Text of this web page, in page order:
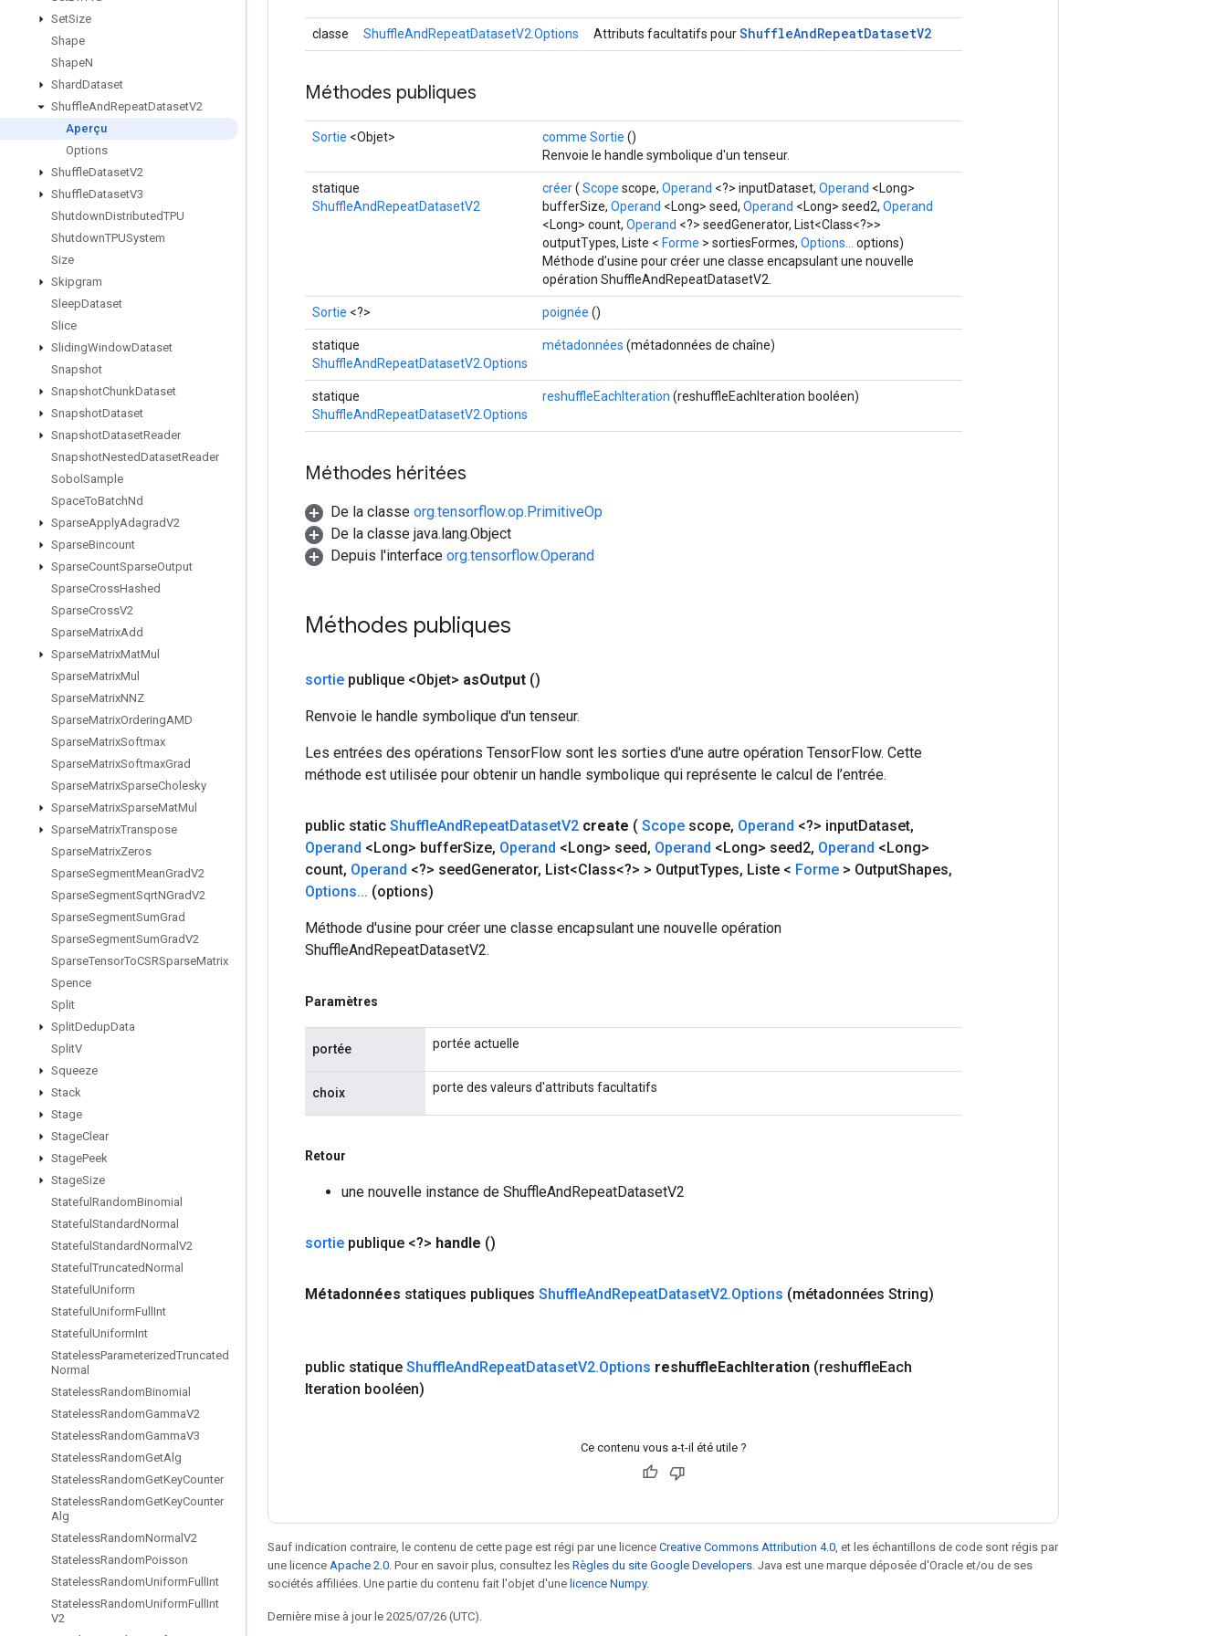
SetSize
Shape
ShapeN
ShardDataset
ShuffleAndRepeatDatasetV2
Aperçu
Options
ShuffleDatasetV2
ShuffleDatasetV3
ShutdownDistributedTPU
ShutdownTPUSystem
Size
Skipgram
SleepDataset
Slice
SlidingWindowDataset
Snapshot
SnapshotChunkDataset
SnapshotDataset
SnapshotDatasetReader
SnapshotNestedDatasetReader
Sobol Sample
SpaceToBatchNd
SparseApplyAdagradV2
SparseBincount
SparseCountSparseOutput
SparseCrossHashed
SparseCrossV2
SparseMatrixAdd
SparseMatrixMatMul
SparseMatrixMul
SparseMatrixNNZ
SparseMatrixOrderingAMD
SparseMatrixSoftmax
SparseMatrixSoftmaxGrad
SparseMatrixSparseCholesky
SparseMatrixSparseMatMul
SparseMatrixTranspose
SparseMatrixZeros
SparseSegmentMeanGradV2
SparseSegmentSqrtNGradV2
SparseSegmentSumGrad
SparseSegmentSumGradV2
SparseTensorToCSRSparseMatrix
Spence
Split
SplitDedupData
SplitV
Squeeze
Stack
Stage
StageClear
StagePeek
StageSize
Stateful RandomBinomial
Stateful StandardNormal
Stateful StandardNormal V2
Stateful TruncatedNormal
Stateful Uniform
Stateful UniformFull Int
Stateful UniformInt
StatelessParameterizedTruncated
Normal
StatelessRandomBinomial
StatelessRandomGammaV2
StatelessRandomGammaV3
StatelessRandomGetAlg
StatelessRandomGetKeyCounter
StatelessRandomGetKeyCounter
Alg
StatelessRandomNormal V2
StatelessRandomPoisson
StatelessRandomUniformFull Int
StatelessRandomUniformFull Int
V2
classe ShuffleAndRepeatDatasetV2.Options Attributs facultatifs pourShuffleAndRepeatDatasetV2
Méthodes publiques
Sortie <Objet> comme Sortie ()
Renvoie le handle symbolique d'un tenseur.
statique
ShuffleAndRepeatDatasetV2
créer( Scope scope, Operand <?> inputDataset, Operand <Long>
bufferSize, Operand <Long> seed, Operand <Long> seed2, Operand
<Long> count, Operand <?> seedGenerator, List<Class<?>>
outputTypes, Liste < Forme > sortiesFormes, Options...
options)
Méthode d'usine pour créer une classe encapsulant une nouvelle
opération ShuffleAndRepeatDatasetV2.
Sortie <?> poignée ()
statique
ShuffleAndRepeatDatasetV2.Options
métadonnées (métadonnées de chaîne)
statique
ShuffleAndRepeatDatasetV2.Options
reshuffleEachIteration (reshuffleEachIteration booléen)
Méthodes héritées
De la classe org.tensorflow.op.PrimitiveOp
De la classe java.lang.Object
Depuis l'interface org.tensorflow.Operand
Méthodes publiques
sortie publique <Objet> asOutput ()
Renvoie le handle symbolique d'un tenseur.
Les entrées des opérations TensorFlow sont les sorties d'une autre opération TensorFlow. Cette
méthode est utilisée pour obtenir un handle symbolique qui représente le calcul de l’entrée.
public static ShuffleAndRepeatDatasetV2 create ( Scope scope, Operand <?> inputDataset,
Operand <Long> bufferSize, Operand <Long> seed, Operand <Long> seed2, Operand <Long>
count, Operand <?> seedGenerator, List<Class<?> > OutputTypes, Liste < Forme > OutputShapes,
Options... (options)
Méthode d'usine pour créer une classe encapsulant une nouvelle opération
ShuffleAndRepeatDatasetV2.
Paramètres
portée portée actuelle
choix porte des valeurs d'attributs facultatifs
Retour
une nouvelle instance de ShuffleAndRepeatDatasetV2
sortie publique <?> handle ()
Métadonnées statiques publiques ShuffleAndRepeatDatasetV2.Options (métadonnées String)
public statique ShuffleAndRepeatDatasetV2.Options reshuffleEachIteration (reshuffleEach
Iteration booléen)
Ce contenu vous a-t-il été utile ?
Sauf indication contraire, le contenu de cette page est régi par une licence Creative Commons Attribution 4.0 , et les échantillons de code sont régis par
une licence Apache 2.0 . Pour en savoir plus, consultez les Règles du site Google Developers . Java est une marque déposée d'Oracle et/ou de ses
sociétés affiliées. Une partie du contenu fait l'objet d'une licence Numpy.
Dernière mise à jour le 2025/07/26 (UTC).